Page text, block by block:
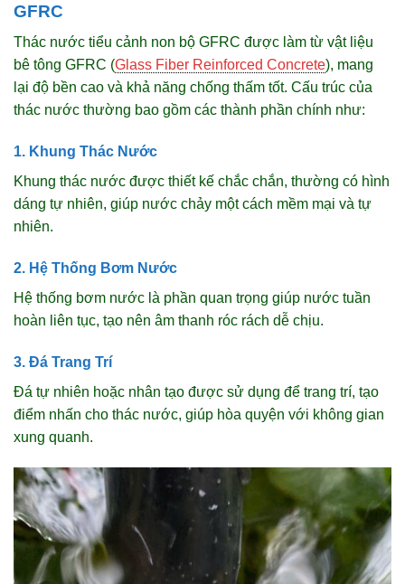
GFRC
Thác nước tiểu cảnh non bộ GFRC được làm từ vật liệu
bê tông GFRC (Glass Fiber Reinforced Concrete), mang
lại độ bền cao và khả năng chống thấm tốt. Cấu trúc của
thác nước thường bao gồm các thành phần chính như:
1. Khung Thác Nước
Khung thác nước được thiết kế chắc chắn, thường có hình
dáng tự nhiên, giúp nước chảy một cách mềm mại và tự
nhiên.
2. Hệ Thống Bơm Nước
Hệ thống bơm nước là phần quan trọng giúp nước tuần
hoàn liên tục, tạo nên âm thanh róc rách dễ chịu.
3. Đá Trang Trí
Đá tự nhiên hoặc nhân tạo được sử dụng để trang trí, tạo
điểm nhấn cho thác nước, giúp hòa quyện với không gian
xung quanh.